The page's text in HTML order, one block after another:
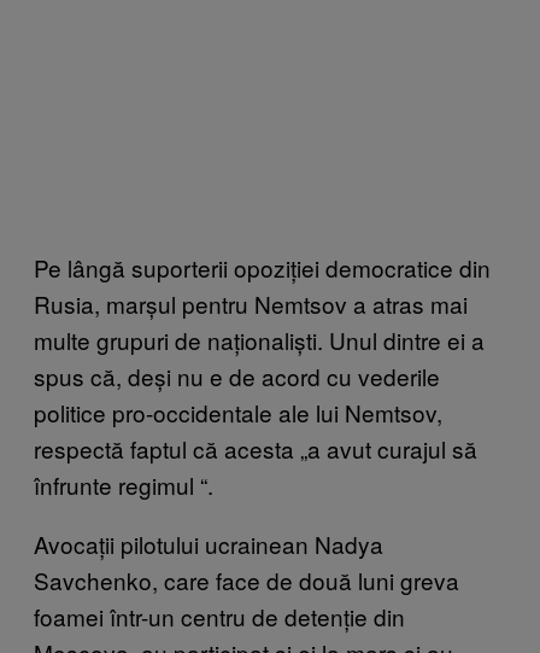
Pe lângă suporterii opoziției democratice din
Rusia, marșul pentru Nemtsov a atras mai
multe grupuri de naționaliști. Unul dintre ei a
spus că, deși nu e de acord cu vederile
politice pro-occidentale ale lui Nemtsov,
respectă faptul că acesta „a avut curajul să
înfrunte regimul “.
Avocații pilotului ucrainean Nadya
Savchenko, care face de două luni greva
foamei într-un centru de detenție din